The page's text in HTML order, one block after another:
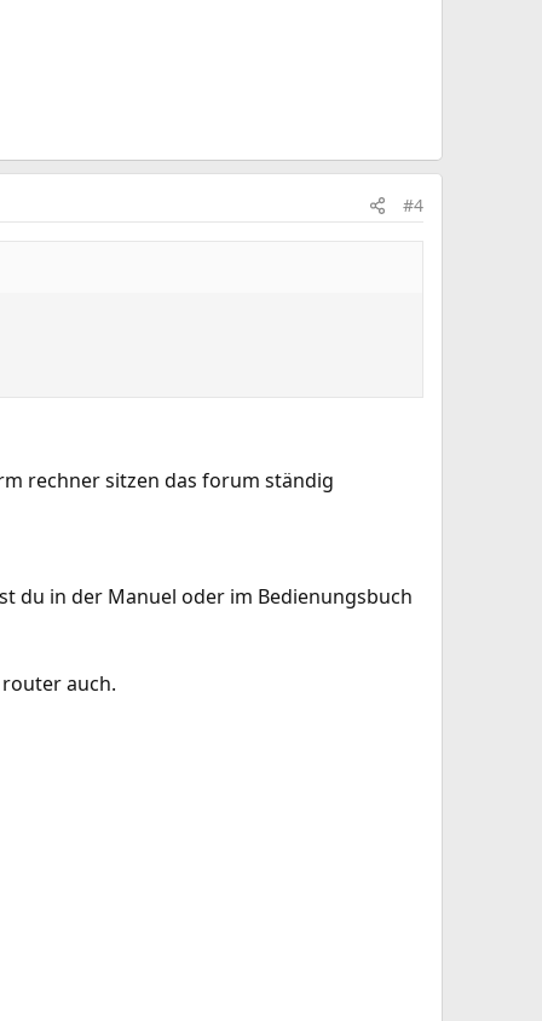
#4
rechner sitzen das forum ständig
du in der Manuel oder im Bedienungsbuch
auch.